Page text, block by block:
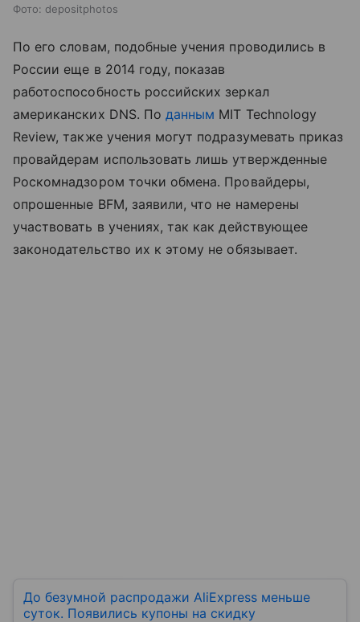
Фото: depositphotos
По его словам, подобные учения проводились в
России еще в 2014 году, показав
работоспособность российских зеркал
американских DNS. Поданным MIT Technology
Review, также учения могут подразумевать приказ
провайдерам использовать лишь утвержденные
Роскомнадзором точки обмена. Провайдеры,
опрошенные BFM, заявили, что не намерены
участвовать в учениях, так как действующее
законодательство их к этому не обязывает.
До безумной распродажи AliExpress меньше
суток. Появились купоны на скидку